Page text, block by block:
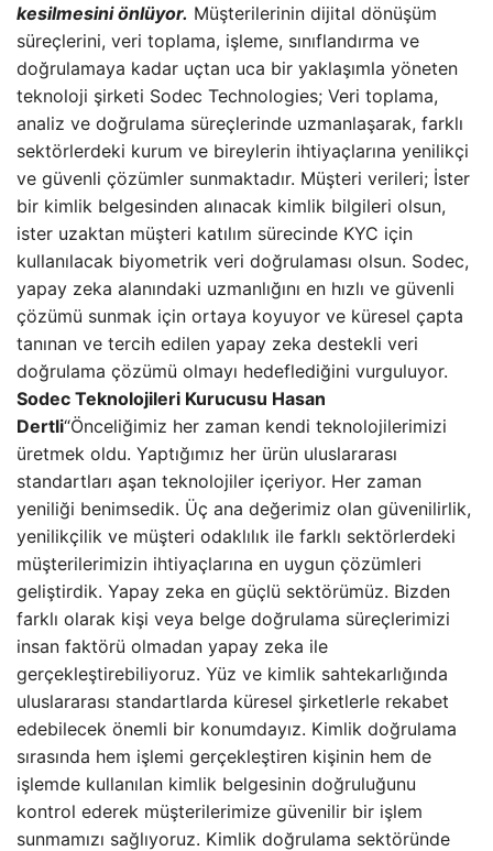
kesilmesini önlüyor. Müşterilerinin dijital dönüşüm
süreçlerini, veri toplama, işleme, sınıflandırma ve
doğrulamaya kadar uçtan uca bir yaklaşımla yöneten
teknoloji şirketi Sodec Technologies; Veri toplama,
analiz ve doğrulama süreçlerinde uzmanlaşarak, farklı
sektörlerdeki kurum ve bireylerin ihtiyaçlarına yenilikçi
ve güvenli çözümler sunmaktadır. Müşteri verileri; İster
bir kimlik belgesinden alınacak kimlik bilgileri olsun,
ister uzaktan müşteri katılım sürecinde KYC için
kullanılacak biyometrik veri doğrulaması olsun. Sodec,
yapay zeka alanındaki uzmanlığını en hızlı ve güvenli
çözümü sunmak için ortaya koyuyor ve küresel çapta
tanınan ve tercih edilen yapay zeka destekli veri
doğrulama çözümü olmayı hedeflediğini vurguluyor.
Sodec Teknolojileri Kurucusu Hasan
Dertli“Önceliğimiz her zaman kendi teknolojilerimizi
üretmek oldu. Yaptığımız her ürün uluslararası
standartları aşan teknolojiler içeriyor. Her zaman
yeniliği benimsedik. Üç ana değerimiz olan güvenilirlik,
yenilikçilik ve müşteri odaklılık ile farklı sektörlerdeki
müşterilerimizin ihtiyaçlarına en uygun çözümleri
geliştirdik. Yapay zeka en güçlü sektörümüz. Bizden
farklı olarak kişi veya belge doğrulama süreçlerimizi
insan faktörü olmadan yapay zeka ile
gerçekleştirebiliyoruz. Yüz ve kimlik sahtekarlığında
uluslararası standartlarda küresel şirketlerle rekabet
edebilecek önemli bir konumdayız. Kimlik doğrulama
sırasında hem işlemi gerçekleştiren kişinin hem de
işlemde kullanılan kimlik belgesinin doğruluğunu
kontrol ederek müşterilerimize güvenilir bir işlem
sunmamızı sağlıyoruz. Kimlik doğrulama sektöründe